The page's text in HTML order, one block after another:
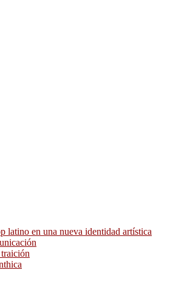
latino en una nueva identidad artística